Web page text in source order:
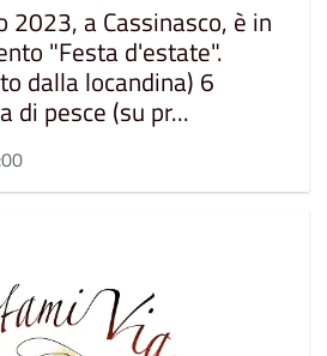
2023, a Cassinasco, è in
"Festa d'estate".
dalla locandina) 6
di pesce (su pr...